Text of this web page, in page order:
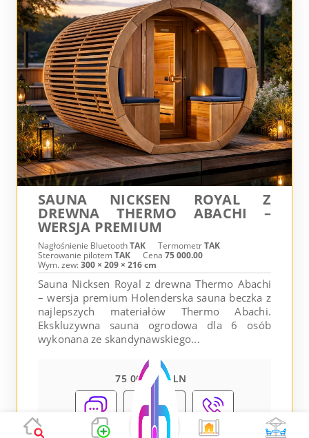
SAUNA NICKSEN ROYAL Z
DREWNA THERMO ABACHI –
WERSJA PREMIUM
Nagłośnienie BluetoothTAK TermometrTAK
Sterowanie pilotemTAK Cena 75 000.00
Wym. zew:300 × 209 × 216 cm
Sauna Nicksen Royal z drewna Thermo Abachi
– wersja premium Holenderska sauna beczka z
najlepszych materiałów Thermo Abachi.
Ekskluzywna sauna ogrodowa dla 6 osób
wykonana ze skandynawskiego...
75 000.00 PLN
Pokaż